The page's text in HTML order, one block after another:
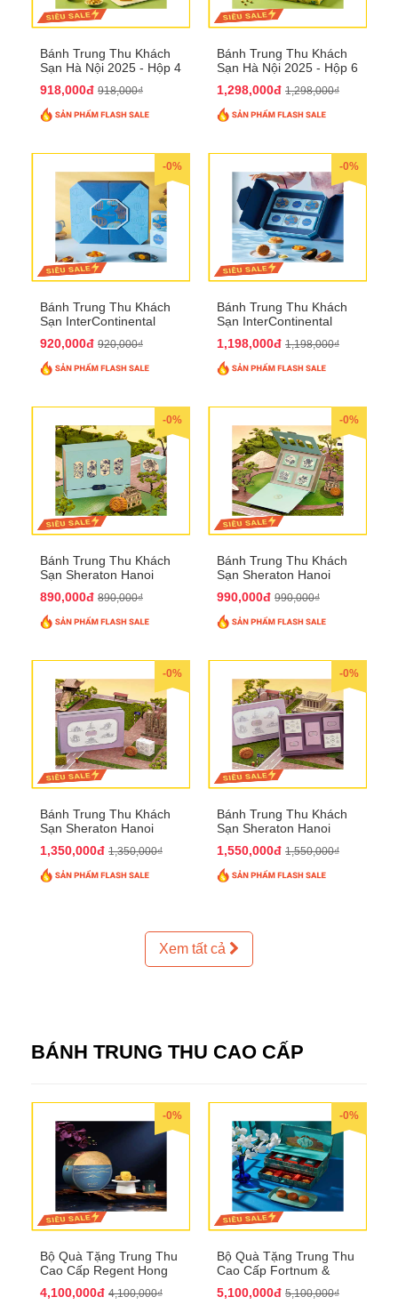
Bánh Trung Thu Khách
Sạn Hà Nội 2025 - Hộp 4
918,000đ 918,000₫
Bánh Trung Thu Khách
Sạn Hà Nội 2025 - Hộp 6
1,298,000đ 1,298,000₫
-0%
Bánh Trung Thu Khách
Sạn InterContinental
QTTT26
920,000đ 920,000₫
-0%
Bánh Trung Thu Khách
Sạn InterContinental
QTTT27
1,198,000đ 1,198,000₫
-0%
Bánh Trung Thu Khách
Sạn Sheraton Hanoi
890,000đ 890,000₫
-0%
Bánh Trung Thu Khách
Sạn Sheraton Hanoi
990,000đ 990,000₫
-0%
Bánh Trung Thu Khách
Sạn Sheraton Hanoi
1,350,000đ 1,350,000₫
-0%
Bánh Trung Thu Khách
Sạn Sheraton Hanoi
1,550,000đ 1,550,000₫
Xem tất cả
BÁNH TRUNG THU CAO CẤP
-0%
Bộ Quà Tặng Trung Thu
Cao Cấp Regent Hong
4,100,000đ 4,100,000₫
-0%
Bộ Quà Tặng Trung Thu
Cao Cấp Fortnum &
5,100,000đ 5,100,000₫